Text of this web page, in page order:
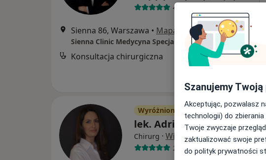
49 opinii
Sienna 86, Warszawa • Mapa
Sienna Clinic Medycyna Specjalistyczna
Konsultacja chirurgiczna 350 zł
Wyróżniony
lek. Adriana Nowak
Chirurg · Więcej
22 opinie
Szanujemy
Akceptując, pozwalasz
technologii) do
Twoje zwyczaje
zaktualizować swoje
do polityk prywatności